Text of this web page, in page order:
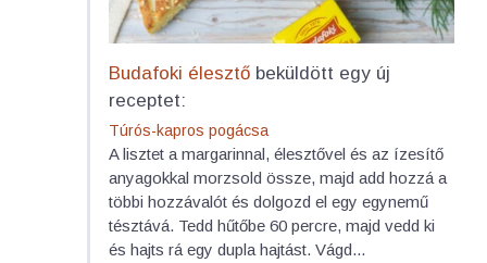
Budafoki élesztő beküldött egy új
receptet:
Túrós-kapros pogácsa
A lisztet a margarinnal, élesztővel és az ízesítő
anyagokkal morzsold össze, majd add hozzá a
többi hozzávalót és dolgozd el egy egynemű
tésztává. Tedd hűtőbe 60 percre, majd vedd ki
és hajts rá egy dupla hajtást. Vágd...